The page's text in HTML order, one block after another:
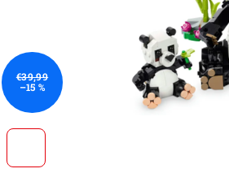
€39,99
–15 %